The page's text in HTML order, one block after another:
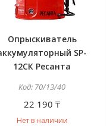
Опрыскиватель
SP-
12СК Ресанта
70/13/40
22 190 ₸
Нет в наличии